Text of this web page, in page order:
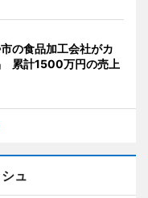
の食品加工会社がカ
累計1500万円の売上
ュ